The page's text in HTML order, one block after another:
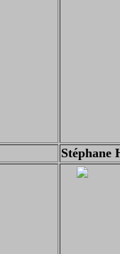
Stéphane